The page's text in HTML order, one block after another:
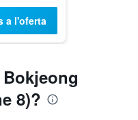
a l'oferta
8)?